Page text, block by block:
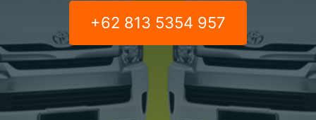
+62 813 5354 957